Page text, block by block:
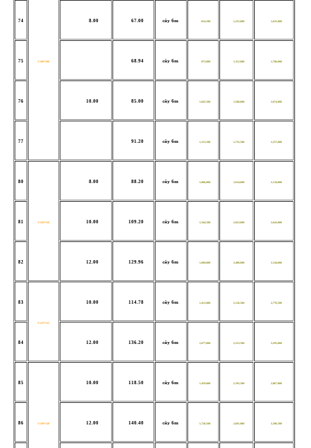
V100*100
74 8.00 67.00 cây 6m 824,500 1,252,000 1,635,000
75 68.94 cây 6m 872,000 1,312,000 1,706,000
76 10.00 85.00 cây 6m 1,045,500 1,588,000 2,074,000
77 91.20 cây 6m 1,153,500 1,735,500 2,257,000
80
V120*120
8.00 88.20 cây 6m 1,086,000 1,634,000 2,134,000
81 10.00 109.20 cây 6m 1,344,500 2,023,000 2,642,000
82 12.00 129.96 cây 6m 1,600,000 2,408,000 3,144,000
83
V125*125
10.00 114.78 cây 6m 1,413,000 2,126,500 2,776,500
84 12.00 136.20 cây 6m 1,677,000 2,523,500 3,295,000
85
V130*130
10.00 118.50 cây 6m 1,459,000 2,195,500 2,867,000
86 12.00 140.40 cây 6m 1,728,500 2,601,000 3,396,500